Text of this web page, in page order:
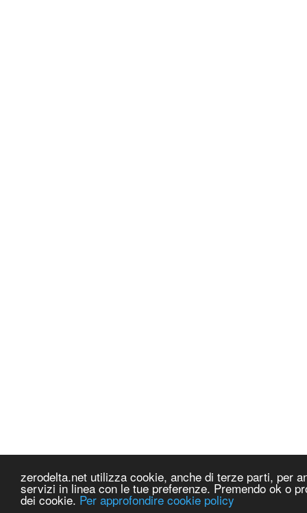
zerodelta.net utilizza cookie, anche di terze parti, per
servizi in linea con le tue preferenze. Premendo ok o
dei cookie. Per approfondire cookie policy